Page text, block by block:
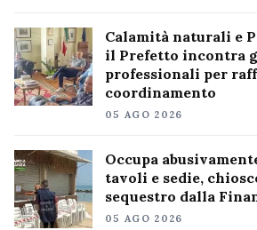
Calamità naturali e
il Prefetto incontra
professionali per
coordinamento
05 AGO 2026
Occupa
tavoli e sedie,
sequestro dalla
05 AGO 2026